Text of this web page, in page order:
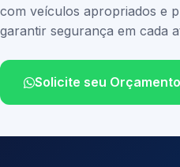
com veículos apropriados e
garantir segurança em cada
Solicite seu Orçamento